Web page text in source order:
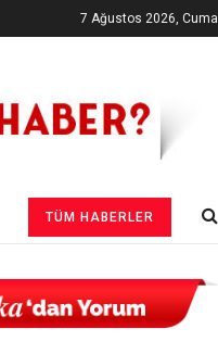
7 Ağustos 2026, Cuma
TÜM HABERLER